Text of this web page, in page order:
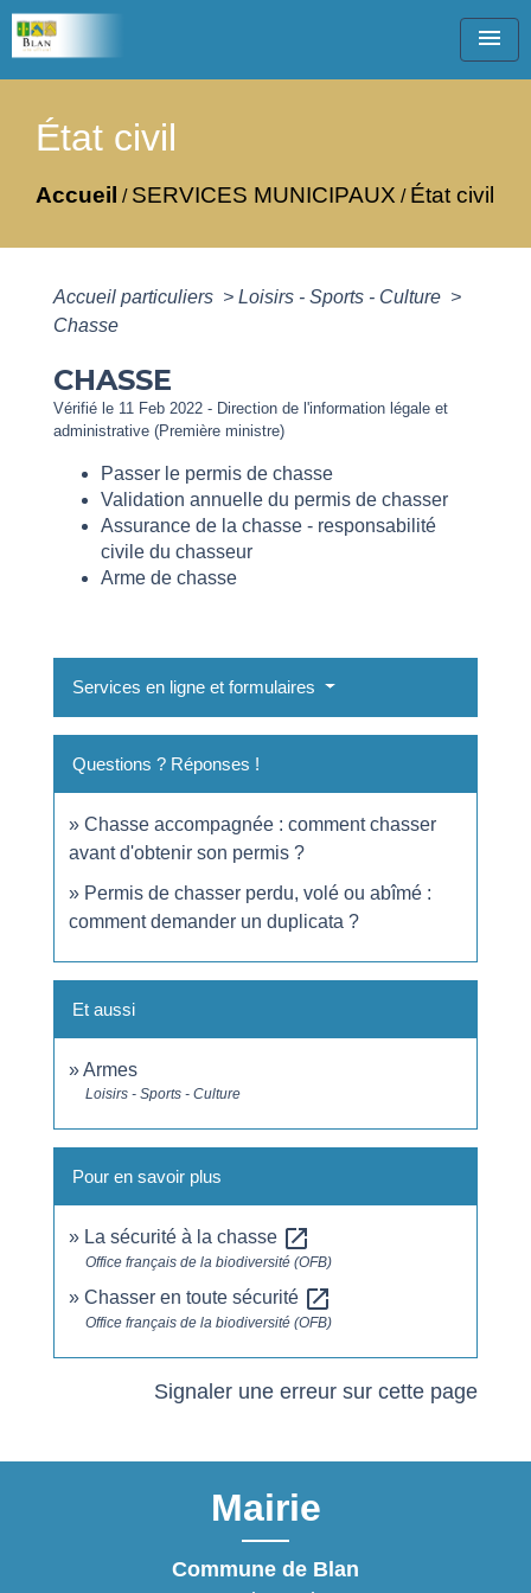
menu
État civil
Accueil / SERVICES MUNICIPAUX / État civil
Accueil particuliers > Loisirs - Sports - Culture >
Chasse
CHASSE
Vérifié le 11 Feb 2022 - Direction de l'information légale et
administrative (Première ministre)
Passer le permis de chasse
Validation annuelle du permis de chasser
Assurance de la chasse - responsabilité
civile du chasseur
Arme de chasse
Services en ligne et formulaires
Questions ? Réponses !
Chasse accompagnée : comment chasser
avant d'obtenir son permis ?
Permis de chasser perdu, volé ou abîmé :
comment demander un duplicata ?
Et aussi
Armes
Loisirs - Sports - Culture
Pour en savoir plus
La sécurité à la chasse open_in_new
Office français de la biodiversité (OFB)
Chasser en toute sécurité open_in_new
Office français de la biodiversité (OFB)
Signaler une erreur sur cette page
Mairie
Commune de Blan